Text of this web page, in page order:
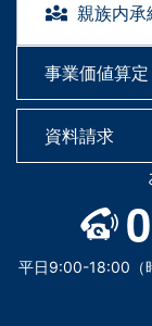
親族内承
事業価値算定
資料請求
平日9:00-18:00（